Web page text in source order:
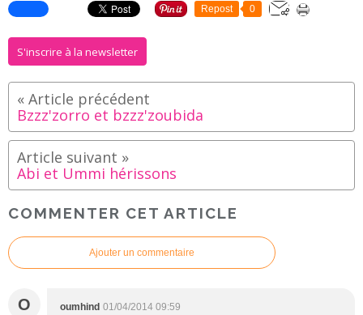
Repost 0
S'inscrire à la newsletter
Bzzz'zorro et bzzz'zoubida
Abi et Ummi hérissons
COMMENTER CET ARTICLE
Ajouter un commentaire
O oumhind 01/04/2014 09:59